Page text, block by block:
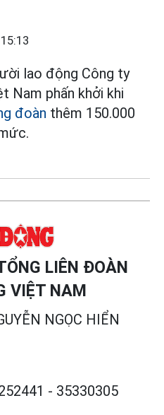
lao động Công ty
Nam phấn khởi khi
đoàn thêm 150.000
LIÊN ĐOÀN
VIỆT NAM
NGỌC HIỂN
- 35330305